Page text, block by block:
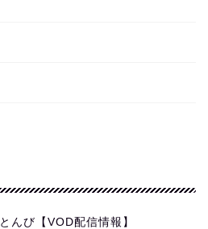
とんび【VOD配信情報】